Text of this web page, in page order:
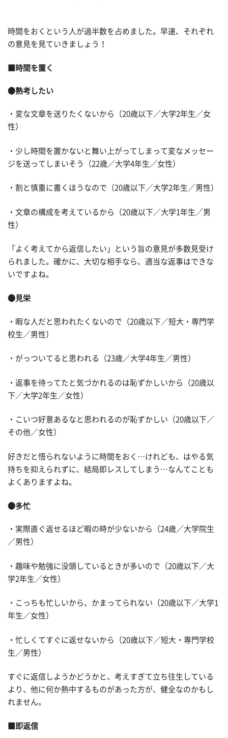
時間をおくという人が過半数を占めました。早速、それぞれ
の意見を見ていきましょう！
■時間を置く
●熟考したい
・変な文章を送りたくないから（20歳以下／大学2年生／女
性）
・少し時間を置かないと舞い上がってしまって変なメッセー
ジを送ってしまいそう（22歳／大学4年生／女性）
・割と慎重に書くほうなので（20歳以下／大学2年生／男性）
・文章の構成を考えているから（20歳以下／大学1年生／男
性）
「よく考えてから返信したい」という旨の意見が多数見受け
られました。確かに、大切な相手なら、適当な返事はできな
いですよね。
●見栄
・暇な人だと思われたくないので（20歳以下／短大・専門学
校生／男性）
・がっついてると思われる（23歳／大学4年生／男性）
・返事を待ってたと気づかれるのは恥ずかしいから（20歳以
下／大学2年生／女性）
・こいつ好意あるなと思われるのが恥ずかしい（20歳以下／
その他／女性）
好きだと悟られないように時間をおく…けれども、はやる気
持ちを抑えられずに、結局即レスしてしまう…なんてことも
よくありますよね。
●多忙
・実際直ぐ返せるほど暇の時が少ないから（24歳／大学院生
／男性）
・趣味や勉強に没頭しているときが多いので（20歳以下／大
学2年生／女性）
・こっちも忙しいから、かまってられない（20歳以下／大学1
年生／女性）
・忙しくてすぐに返せないから（20歳以下／短大・専門学校
生／男性）
すぐに返信しようかどうかと、考えすぎて立ち往生している
より、他に何か熱中するものがあった方が、健全なのかもし
れません。
■即返信